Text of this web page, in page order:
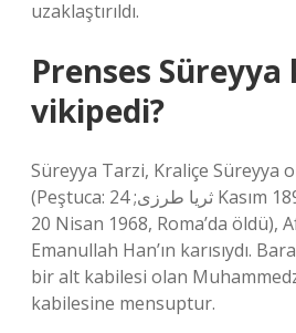
uzaklaştırıldı.
Prenses
vikipedi?
Süreyya Tarzi, Kraliçe Süreyya
(Peştuca: ثریا طرزی; 24 Kasım 1899, Şam doğumlu –
20 Nisan 1968, Roma’da öldü),
Emanullah Han’ın karısıydı.
bir alt kabilesi olan
kabilesine mensuptur.